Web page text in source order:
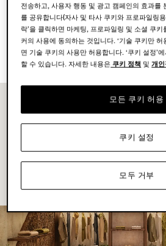
이용 가능한 서비스
부티크 배송 불가입니다.
부티크 반품 가능.
전송하고, 사용자 행동 및 광고 캠페인의 효과를
를 공유합니다(자사 및 타사 쿠키와 프로파일링
락’을 클릭하면 마케팅, 프로파일링 및 소셜 쿠
커의 사용에 동의하는 것입니다. ‘기술 쿠키만 허
면 기술 쿠키의 사용만 허용합니다. ‘쿠키 설정’
할 수 있습니다. 자세한 내용은 쿠키 정책 및개
모두 거부
모든 쿠키 허용
쿠키 설정